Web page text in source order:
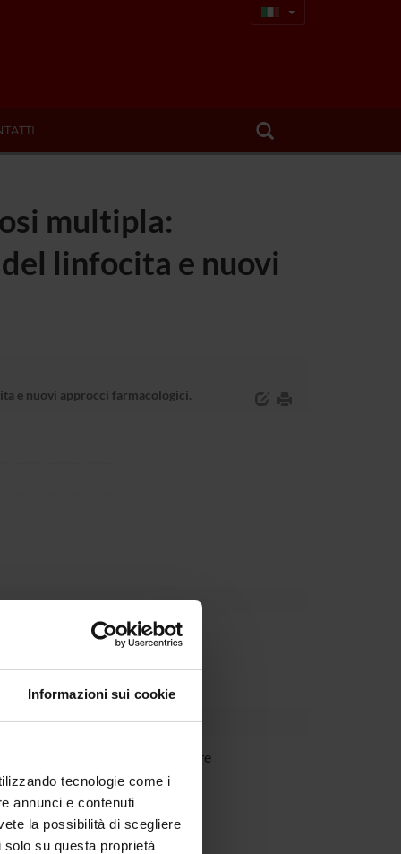
Informazioni sui cookie
tecnologie come i
annunci e contenuti
la possibilità di scegliere
su questa proprietà
multipla:
linfocita e nuovi
e nuovi approcci farmacologici.
Ricercatore